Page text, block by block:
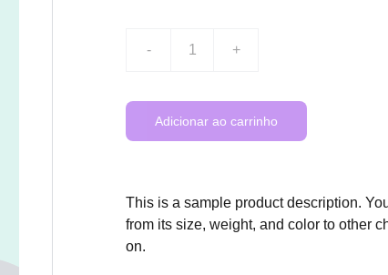
- +
Adicionar ao carrinho
This is a sample product description.
from its size, weight, and color to other
on.